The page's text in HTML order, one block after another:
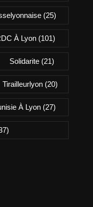
(25)
À Lyon(101)
Solidarite(21)
Tirailleurlyon(20)
À Lyon(27)